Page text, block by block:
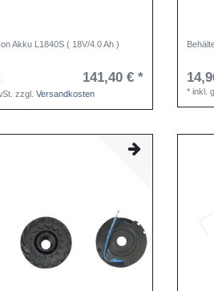
Akku L1840S ( 18V/4.0 Ah )
141,40 € *
zzgl.Versandkosten *inkl.